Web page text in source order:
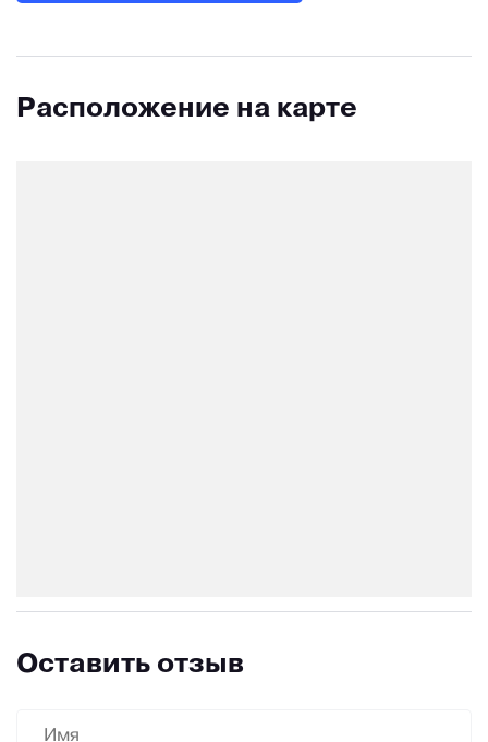
Расположение на карте
Оставить отзыв